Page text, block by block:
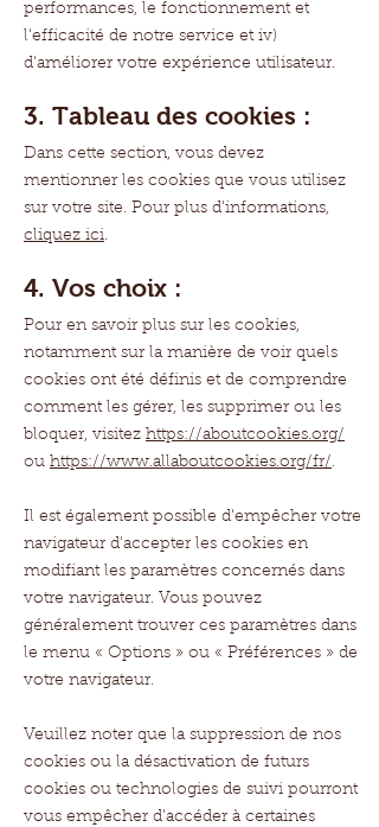
performances, le fonctionnement et
l'efficacité de notre service et iv)
d'améliorer votre expérience utilisateur.
3. Tableau des cookies :
Dans cette section, vous devez
mentionner les cookies que vous utilisez
sur votre site. Pour plus d'informations,
cliquez ici.
4. Vos choix :
Pour en savoir plus sur les cookies,
notamment sur la manière de voir quels
cookies ont été définis et de comprendre
comment les gérer, les supprimer ou les
bloquer, visitez https://aboutcookies.org/
ou https://www.allaboutcookies.org/fr/ .
Il est également possible d'empêcher votre
navigateur d'accepter les cookies en
modifiant les paramètres concernés dans
votre navigateur. Vous pouvez
généralement trouver ces paramètres dans
le menu « Options » ou « Préférences » de
votre navigateur.
Veuillez noter que la suppression de nos
cookies ou la désactivation de futurs
cookies ou technologies de suivi pourront
vous empêcher d'accéder à certaines